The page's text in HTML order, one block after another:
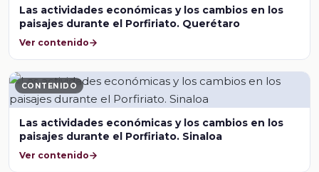
Las actividades económicas y los cambios en los
paisajes durante el Porfiriato. Querétaro
Ver contenido
CONTENIDO
Las actividades económicas y los cambios en los
paisajes durante el Porfiriato. Sinaloa
Ver contenido